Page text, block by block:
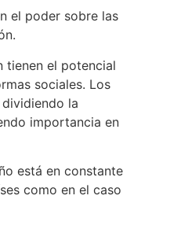
el poder sobre las
tienen el potencial
sociales. Los
la
importancia en
está en constante
como en el caso